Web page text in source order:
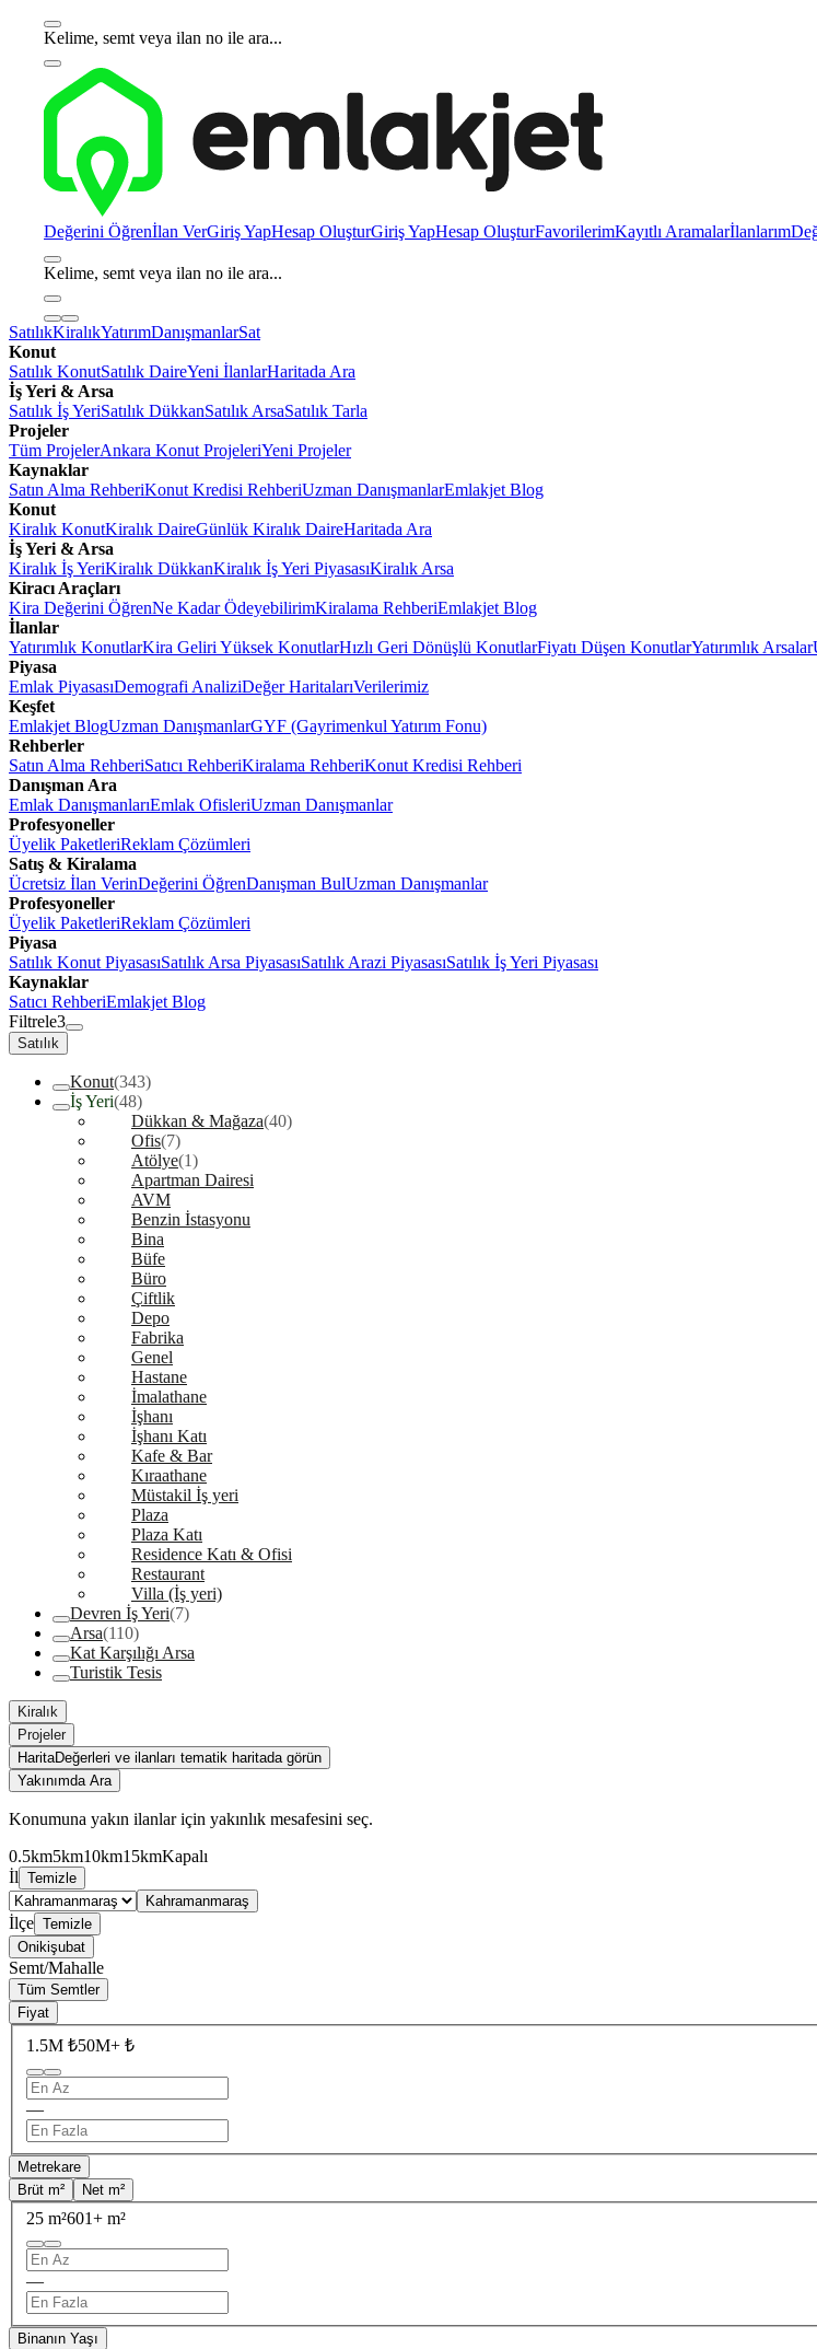
Kelime, semt veya ilan no ile ara...
Değerini Öğrenİlan VerGiriş YapHesap OluşturGiriş YapHesap OluşturFavorilerimKayıtlı Aramalarİlanlarım
Kelime, semt veya ilan no ile ara...
SatılıkKiralıkYatırımDanışmanlarSat
Konut
Satılık KonutSatılık DaireYeni İlanlarHaritada Ara
İş Yeri & Arsa
Satılık İş YeriSatılık DükkanSatılık ArsaSatılık Tarla
Projeler
Tüm ProjelerAnkara Konut ProjeleriYeni Projeler
Kaynaklar
Satın Alma RehberiKonut Kredisi RehberiUzman DanışmanlarEmlakjet Blog
Konut
Kiralık KonutKiralık DaireGünlük Kiralık DaireHaritada Ara
İş Yeri & Arsa
Kiralık İş YeriKiralık DükkanKiralık İş Yeri PiyasasıKiralık Arsa
Kiracı Araçları
Kira Değerini ÖğrenNe Kadar ÖdeyebilirimKiralama RehberiEmlakjet Blog
İlanlar
Yatırımlık KonutlarKira Geliri Yüksek KonutlarHızlı Geri Dönüşlü KonutlarFiyatı Düşen KonutlarYatırımlık Arsalar
Piyasa
Emlak PiyasasıDemografi AnaliziDeğer HaritalarıVerilerimiz
Keşfet
Emlakjet BlogUzman DanışmanlarGYF (Gayrimenkul Yatırım Fonu)
Rehberler
Satın Alma RehberiSatıcı RehberiKiralama RehberiKonut Kredisi Rehberi
Danışman Ara
Emlak DanışmanlarıEmlak OfisleriUzman Danışmanlar
Profesyoneller
Üyelik PaketleriReklam Çözümleri
Satış & Kiralama
Ücretsiz İlan VerinDeğerini ÖğrenDanışman BulUzman Danışmanlar
Profesyoneller
Üyelik PaketleriReklam Çözümleri
Piyasa
Satılık Konut PiyasasıSatılık Arsa PiyasasıSatılık Arazi PiyasasıSatılık İş Yeri Piyasası
Kaynaklar
Satıcı RehberiEmlakjet Blog
Filtrele3
Satılık
Konut(343)
İş Yeri(48)
Dükkan & Mağaza(40)
Ofis(7)
Atölye(1)
Apartman Dairesi
AVM
Benzin İstasyonu
Bina
Büfe
Büro
Çiftlik
Depo
Fabrika
Genel
Hastane
İmalathane
İşhanı
İşhanı Katı
Kafe & Bar
Kıraathane
Müstakil İş yeri
Plaza
Plaza Katı
Residence Katı & Ofisi
Restaurant
Villa (İş yeri)
Devren İş Yeri(7)
Arsa(110)
Kat Karşılığı Arsa
Turistik Tesis
Kiralık
Projeler
HaritaDeğerleri ve ilanları tematik haritada görün
Yakınımda Ara
Konumuna yakın ilanlar için yakınlık mesafesini seç.
0.5km5km10km15kmKapalı
İl Temizle
Kahramanmaraş
İlçe Temizle
Onikişubat
Semt/Mahalle
Tüm Semtler
Fiyat
1.5M ₺50M+ ₺
—
Metrekare
Brüt m²
Net m²
25 m²601+ m²
—
Binanın Yaşı